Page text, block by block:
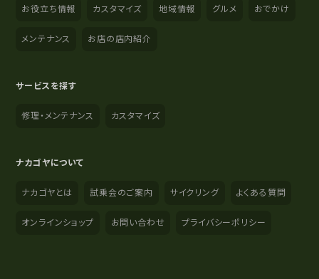
お役立ち情報 カスタマイズ 地域情報 グルメ おでかけ
メンテナンス お店の店内紹介
サービスを探す
修理・メンテナンス カスタマイズ
ナカゴヤについて
ナカゴヤとは 試乗会のご案内 サイクリング よくある質問
オンラインショップ お問い合わせ プライバシーポリシー